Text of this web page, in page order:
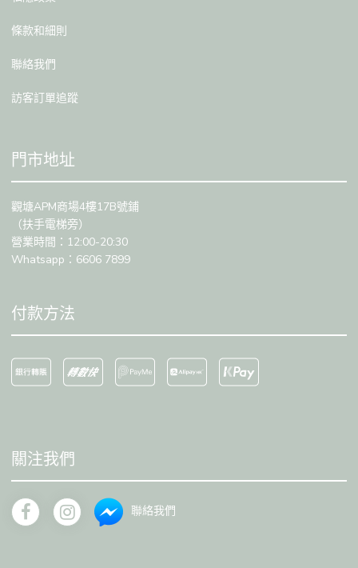
條款和細則
聯絡我們
訪客訂單追蹤
門市地址
觀塘APM商場4樓17B號鋪
（扶手電梯旁）
營業時間：12:00-20:30
Whatsapp：6606 7899
付款方法
關注我們
聯絡我們